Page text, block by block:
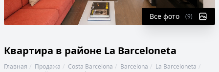
Все фото (9)
Квартира в районе La Barceloneta
Главная Продажа Costa Barcelona Barcelona
La Barceloneta